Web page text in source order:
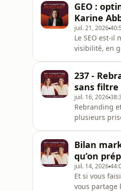
lorsqu'on
GEO :
Karine
juil. 21, 2026
Le SEO est-il
visibilité, en
Gemini.
237 -
sans filtre
juil. 16, 2026
Rebranding
plusieurs
l’alignement
Bilan
qu’on
juil. 14, 2026
Et si vous
vous partage